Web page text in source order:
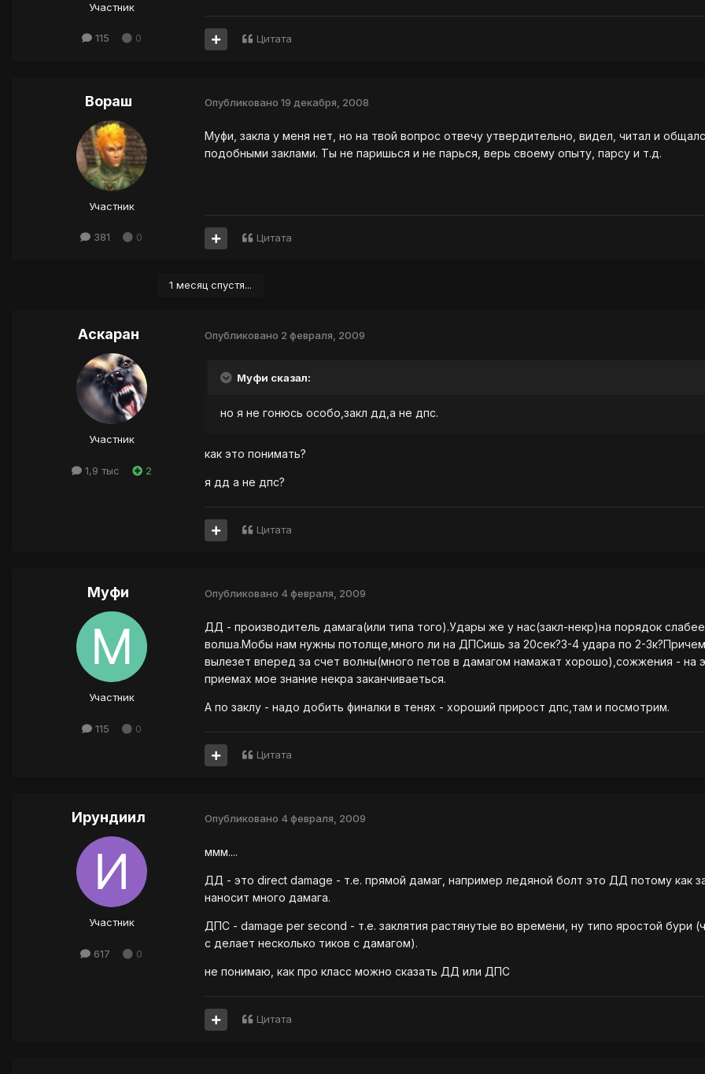
Участник
115 0 Цитата
Вораш
Участник
381 0
Опубликовано 19 декабря, 2008
Муфи, закла у меня нет, но на твой вопрос отвечу утвердительно, видел, читал и
подобными заклами. Ты не паришься и не парься, верь своему опыту, парсу и т.д.
Цитата
1 месяц спустя...
Аскаран
Участник
1,9 тыс 2
Опубликовано 2 февраля, 2009
Муфи сказал:
но я не гонюсь особо,закл дд,а не дпс.
как это понимать?
я дд а не дпс?
Цитата
Муфи
Участник
115 0
Опубликовано 4 февраля, 2009
ДД - производитель дамага(или типа того).Удары же у нас(закл-некр)на порядок
волша.Мобы нам нужны потолще,много ли на ДПСишь за 20сек?3-4 удара по 2-
вылезет вперед за счет волны(много петов в дамагом намажат хорошо),сожжения - на
приемах мое знание некра заканчиваеться.
А по заклу - надо добить финалки в тенях - хороший прирост дпс,там и посмотрим.
Цитата
Ирундиил
Участник
617 0
Опубликовано 4 февраля, 2009
ммм....
ДД - это direct damage - т.е. прямой дамаг, например ледяной болт это ДД потому как
наносит много дамага.
ДПС - damage per second - т.е. заклятия растянутые во времени, ну типо яростой бури
с делает несколько тиков с дамагом).
не понимаю, как про класс можно сказать ДД или ДПС
Цитата